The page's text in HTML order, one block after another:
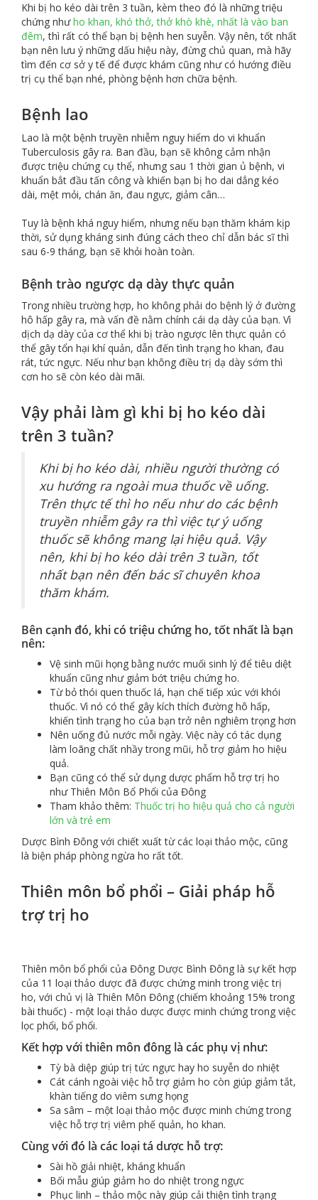
Khi bị ho kéo dài trên 3 tuần, kèm theo đó là những triệu
chứng nhưho khan, khó thở, thở khò khè, nhất là vào ban
đêm, thì rất có thể bạn bị bệnh hen suyễn. Vậy nên, tốt nhất
bạn nên lưu ý những dấu hiệu này, đừng chủ quan, mà hãy
tìm đến cơ sở y tế để được khám cũng như có hướng điều
trị cụ thể bạn nhé, phòng bệnh hơn chữa bệnh.
Bệnh lao
Lao là một bệnh truyền nhiễm nguy hiểm do vi khuẩn
Tuberculosis gây ra. Ban đầu, bạn sẽ không cảm nhận
được triệu chứng cụ thể, nhưng sau 1 thời gian ủ bệnh, vi
khuẩn bắt đầu tấn công và khiến bạn bị ho dai dẳng kéo
dài, mệt mỏi, chán ăn, đau ngực, giảm cân…
Tuy là bệnh khá nguy hiểm, nhưng nếu bạn thăm khám kịp
thời, sử dụng kháng sinh đúng cách theo chỉ dẫn bác sĩ thì
sau 6-9 tháng, bạn sẽ khỏi hoàn toàn.
Bệnh trào ngược dạ dày thực quản
Trong nhiều trường hợp, ho không phải do bệnh lý ở đường
hô hấp gây ra, mà vấn đề nằm chính cái dạ dày của bạn. Vì
dịch dạ dày của cơ thể khi bị trào ngược lên thực quản có
thể gây tổn hại khí quản, dẫn đến tình trạng ho khan, đau
rát, tức ngực. Nếu như bạn không điều trị dạ dày sớm thì
cơn ho sẽ còn kéo dài mãi.
Vậy phải làm gì khi bị ho kéo dài
trên 3 tuần?
Khi bị ho kéo dài, nhiều người thường có
xu hướng ra ngoài mua thuốc về uống.
Trên thực tế thì ho nếu như do các bệnh
truyền nhiễm gây ra thì việc tự ý uống
thuốc sẽ không mang lại hiệu quả. Vậy
nên, khi bị ho kéo dài trên 3 tuần, tốt
nhất bạn nên đến bác sĩ chuyên khoa
thăm khám.
Bên cạnh đó, khi có triệu chứng ho, tốt nhất là bạn
nên:
Vệ sinh mũi họng bằng nước muối sinh lý để tiêu diệt
khuẩn cũng như giảm bớt triệu chứng ho.
Từ bỏ thói quen thuốc lá, hạn chế tiếp xúc với khói
thuốc. Vì nó có thể gây kích thích đường hô hấp,
khiến tình trạng ho của bạn trở nên nghiêm trọng hơn
Nên uống đủ nước mỗi ngày. Việc này có tác dụng
làm loãng chất nhầy trong mũi, hỗ trợ giảm ho hiệu
quả.
Bạn cũng có thể sử dụng dược phẩm hỗ trợ trị ho
như Thiên Môn Bổ Phổi của Đông
Tham khảo thêm: Thuốc trị ho hiệu quả cho cả người
lớn và trẻ em
Dược Bình Đông với chiết xuất từ các loại thảo mộc, cũng
là biện pháp phòng ngừa ho rất tốt.
Thiên môn bổ phổi – Giải pháp hỗ
trợ trị ho
Thiên môn bổ phổi của Đông Dược Bình Đông là sự kết hợp
của 11 loại thảo dược đã được chứng minh trong việc trị
ho, với chủ vị là Thiên Môn Đông (chiếm khoảng 15% trong
bài thuốc) - một loại thảo dược được minh chứng trong việc
lọc phổi, bổ phổi.
Kết hợp với thiên môn đông là các phụ vị như:
Tỳ bà diệp giúp trị tức ngực hay ho suyễn do nhiệt
Cát cánh ngoài việc hỗ trợ giảm ho còn giúp giảm tắt,
khàn tiếng do viêm sưng họng
Sa sâm – một loại thảo mộc được minh chứng trong
việc hỗ trợ trị viêm phế quản, ho khan.
Cùng với đó là các loại tá dược hỗ trợ:
Sài hồ giải nhiệt, kháng khuẩn
Bối mẫu giúp giảm ho do nhiệt trong ngực
Phục linh – thảo mộc này giúp cải thiện tình trạng